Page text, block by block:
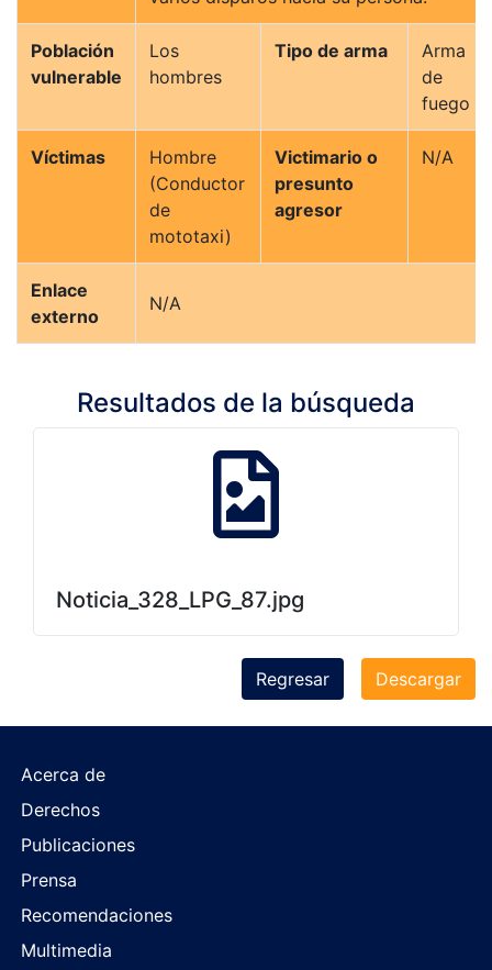
Población
vulnerable
Los
hombres
Tipo de arma
Arma
de
fuego
Víctimas
Hombre
(Conductor
de
mototaxi)
Victimario o
presunto
agresor
N/A
Enlace
externo
N/A
Resultados de la búsqueda
Noticia_328_LPG_87.jpg
Descargar
Regresar
Acerca de
Derechos
Publicaciones
Prensa
Recomendaciones
Multimedia